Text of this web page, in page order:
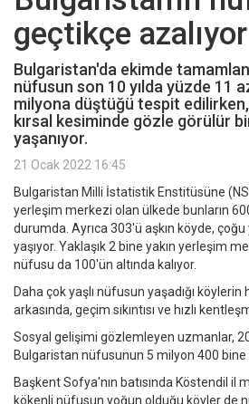
geçtikçe azalıyor
Bulgaristan'da ekimde
nüfusun son 10 yılda yüzde 11
milyona düştüğü tespit
kırsal kesiminde gözle görülür
yaşanıyor.
21 Ocak 2022 16:45
Bulgaristan Milli İstatistik Enstitüsüne
yerleşim merkezi olan ülkede bunların
durumda. Ayrıca 303'ü aşkın köyde, çoğu
yaşıyor. Yaklaşık 2 bine yakın yerleşim
nüfusu da 100'ün altında kalıyor.
Daha çok yaşlı nüfusun yaşadığı köylerin
arkasında, geçim sıkıntısı ve hızlı
Sosyal gelişimi gözlemleyen uzmanlar,
Bulgaristan nüfusunun 5 milyon 400
Başkent Sofya'nın batısında Köstendil il
kökenli nüfusun yoğun olduğu köyler de